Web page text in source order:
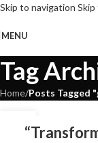
Skip to navigation
MENU
Tag
Home/Posts Tagged
30